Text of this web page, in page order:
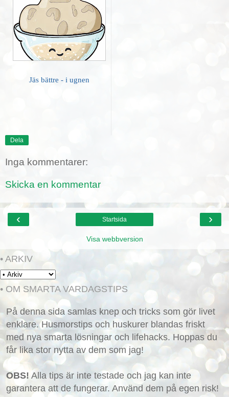
Jäs bättre - i ugnen
Dela
Inga kommentarer:
Skicka en kommentar
‹ ›
Startsida
Visa webbversion
• ARKIV
• OM SMARTA VARDAGSTIPS
På denna sida samlas knep och tricks som gör livet
enklare. Husmorstips och huskurer blandas friskt
med nya smarta lösningar och lifehacks. Hoppas du
får lika stor nytta av dem som jag!
OBS! Alla tips är inte testade och jag kan inte
garantera att de fungerar. Använd dem på egen risk!